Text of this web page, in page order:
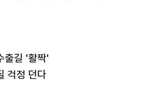
출길 '활짝'
걱정 던다